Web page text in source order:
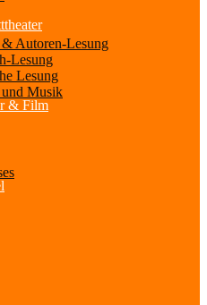
& Film
Autoren-Lesung
Lesung
Lesung
Musik